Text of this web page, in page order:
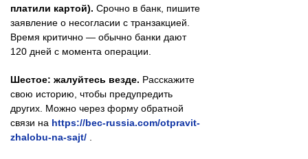
платили картой). Срочно в банк, пишите
заявление о несогласии с транзакцией.
Время критично — обычно банки дают
120 дней с момента операции.
Шестое: жалуйтесь везде. Расскажите
свою историю, чтобы предупредить
других. Можно через форму обратной
связи на https://bec-russia.com/otpravit-
zhalobu-na-sajt/